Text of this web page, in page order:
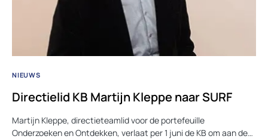
NIEUWS
Directielid KB Martijn Kleppe naar SURF
Martijn Kleppe, directieteamlid voor de portefeuille
Onderzoeken en Ontdekken, verlaat per 1 juni de KB om aan de…